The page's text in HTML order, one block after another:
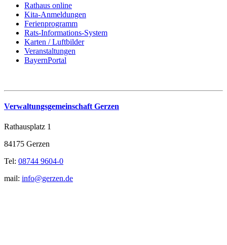
Rathaus online
Kita-Anmeldungen
Ferienprogramm
Rats-Informations-System
Karten / Luftbilder
Veranstaltungen
BayernPortal
Verwaltungsgemeinschaft Gerzen
Rathausplatz 1
84175 Gerzen
Tel: 08744 9604-0
mail: info@gerzen.de